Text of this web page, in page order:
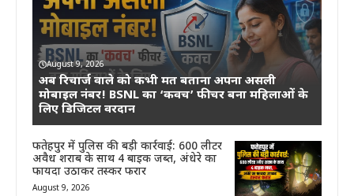
August 9, 2026
अब रिचार्ज वाले को कभी मत बताना अपना असली
मोबाइल नंबर! BSNL का ‘कवच’ फीचर बना महिलाओं के
लिए डिजिटल वरदान
फतेहपुर में पुलिस की बड़ी कार्रवाई: 600 लीटर
अवैध शराब के साथ 4 बाइक जब्त, अंधेरे का
फायदा उठाकर तस्कर फरार
August 9, 2026